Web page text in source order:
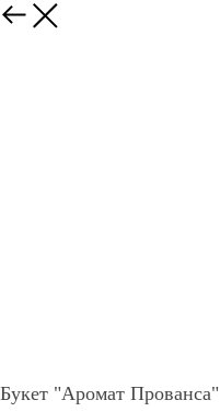
Назад
Букет "Аромат Прованса"